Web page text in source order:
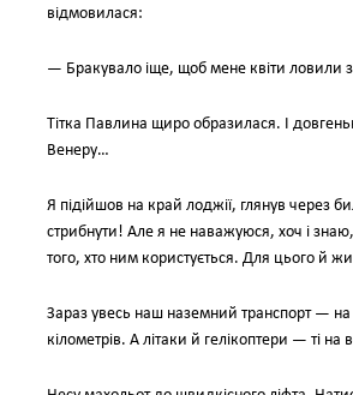
відмовилася:
— Бракувало іще, щоб мене квіти ловили
Тітка Павлина щиро образилася. І
Венеру…
Я підійшов на край лоджії, глянув через
стрибнути! Але я не наважуюся, хоч і
того, хто ним користується. Для цього й
Зараз увесь наш наземний транспорт — на
кілометрів. А літаки й гелікоптери — ті